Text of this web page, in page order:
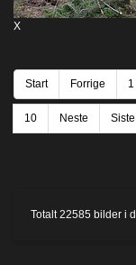
X
Start Forrige 1
10 Neste Siste
Totalt 22585 bilder i